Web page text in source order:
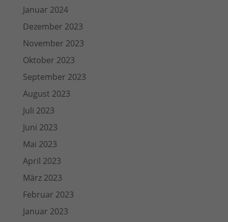
Januar 2024
Dezember 2023
November 2023
Oktober 2023
September 2023
August 2023
Juli 2023
Juni 2023
Mai 2023
April 2023
März 2023
Februar 2023
Januar 2023